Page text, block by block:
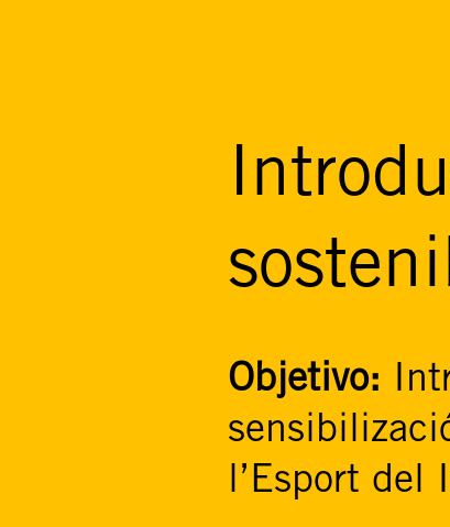
Objetivo:
l’Esport